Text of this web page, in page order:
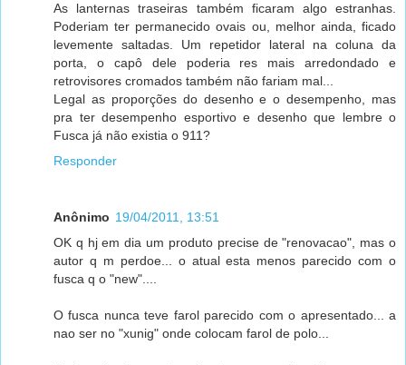
As lanternas traseiras também ficaram algo estranhas.
Poderiam ter permanecido ovais ou, melhor ainda, ficado
levemente saltadas. Um repetidor lateral na coluna da
porta, o capô dele poderia res mais arredondado e
retrovisores cromados também não fariam mal...
Legal as proporções do desenho e o desempenho, mas
pra ter desempenho esportivo e desenho que lembre o
Fusca já não existia o 911?
Responder
Anônimo 19/04/2011, 13:51
OK q hj em dia um produto precise de "renovacao", mas o
autor q m perdoe... o atual esta menos parecido com o
fusca q o "new"....
O fusca nunca teve farol parecido com o apresentado... a
nao ser no "xunig" onde colocam farol de polo...